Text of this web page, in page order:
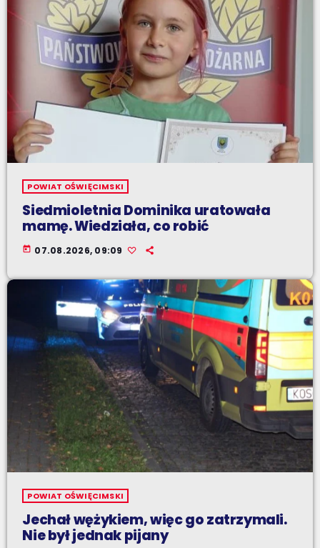
POWIAT OŚWIĘCIMSKI
Siedmioletnia Dominika uratowała
mamę. Wiedziała, co robić
today 07.08.2026, 09:09
POWIAT OŚWIĘCIMSKI
Jechał wężykiem, więc go zatrzymali.
Nie był jednak pijany